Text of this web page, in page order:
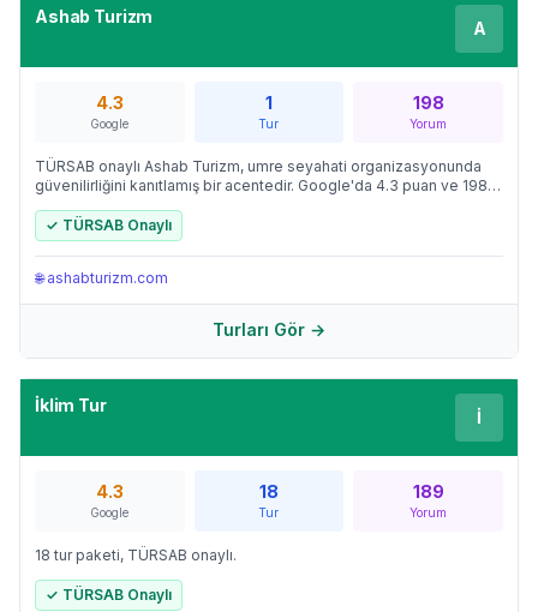
Ashab Turizm
A
4.3
Google
1
Tur
198
Yorum
TÜRSAB onaylı Ashab Turizm, umre seyahati organizasyonunda
güvenilirliğini kanıtlamış bir acentedir. Google'da 4.3 puan ve 198
Türkiye'den düzenlediği turlarla binlerce hacı adayına hizmet
vermektedir.
✓ TÜRSAB Onaylı
🌐ashabturizm.com
Turları Gör →
İklim Tur
İ
4.3
Google
18
Tur
189
Yorum
18 tur paketi, TÜRSAB onaylı.
✓ TÜRSAB Onaylı